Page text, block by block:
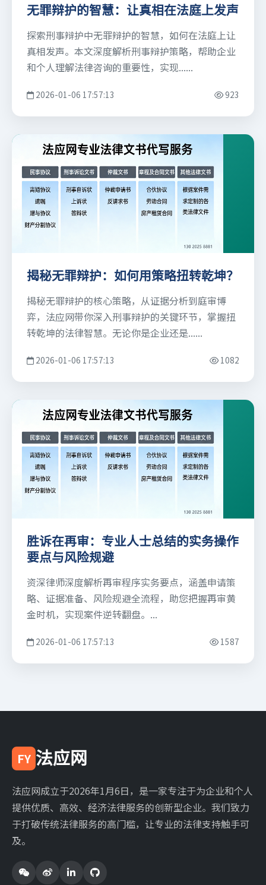
无罪辩护的智慧：让真相在法庭上发声
探索刑事辩护中无罪辩护的智慧，如何在法庭上让
真相发声。本文深度解析刑事辩护策略，帮助企业
和个人理解法律咨询的重要性，实现......
2026-01-06 17:57:13 923
揭秘无罪辩护：如何用策略扭转乾坤？
揭秘无罪辩护的核心策略，从证据分析到庭审博
弈，法应网带你深入刑事辩护的关键环节，掌握扭
转乾坤的法律智慧。无论你是企业还是......
2026-01-06 17:57:13 1082
胜诉在再审：专业人士总结的实务操作
要点与风险规避
资深律师深度解析再审程序实务要点，涵盖申请策
略、证据准备、风险规避全流程，助您把握再审黄
金时机，实现案件逆转翻盘。...
2026-01-06 17:57:13 1587
FY 法应网
法应网成立于2026年1月6日，是一家专注于为企业和个人
提供优质、高效、经济法律服务的创新型企业。我们致力
于打破传统法律服务的高门槛，让专业的法律支持触手可
及。